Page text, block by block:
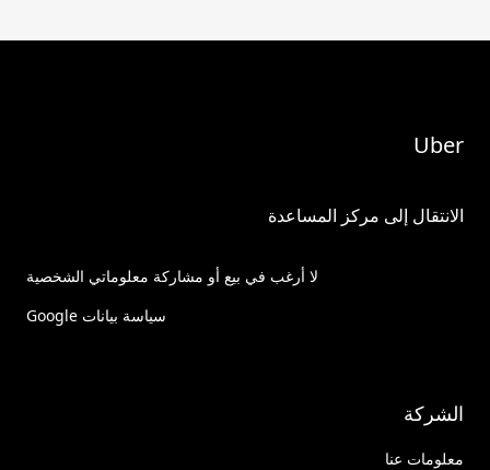
Uber
الانتقال إلى مركز المساعدة
لا أرغب في بيع أو مشاركة معلوماتي الشخصية
سياسة بيانات Google
الشركة
معلومات عنا